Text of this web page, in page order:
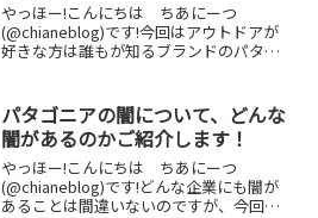
やっほー!こんにちは ちあにーつ
(@chianeblog)です!今回はアウトドアが
好きな方は誰もが知るブランドのパタゴ
のかについてご紹介します！パタゴニア
と言えば、アメ...
パタゴニアの闇について、どんな
闇があるのかご紹介します！
やっほー!こんにちは ちあにーつ
(@chianeblog)です!どんな企業にも闇が
あることは間違いないのですが、今回は